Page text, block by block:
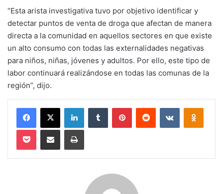
“Esta arista investigativa tuvo por objetivo identificar y
detectar puntos de venta de droga que afectan de manera
directa a la comunidad en aquellos sectores en que existe
un alto consumo con todas las externalidades negativas
para niños, niñas, jóvenes y adultos. Por ello, este tipo de
labor continuará realizándose en todas las comunas de la
región”, dijo.
Facebook
X LinkedInTumblr PinterestReddit VKontakte
Pocket Compartir via email Imprimir